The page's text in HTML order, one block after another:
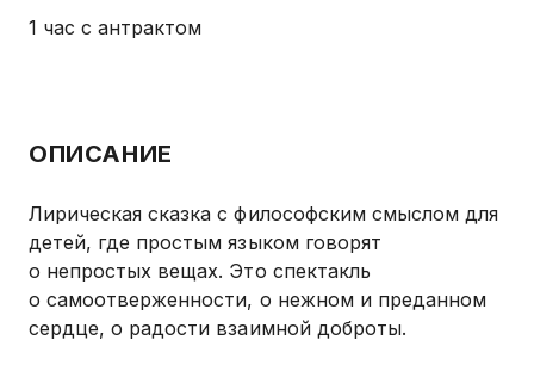
1 час с антрактом
ОПИСАНИЕ
Лирическая сказка с философским смыслом для
детей, где простым языком говорят
о непростых вещах. Это спектакль
о самоотверженности, о нежном и преданном
сердце, о радости взаимной доброты.